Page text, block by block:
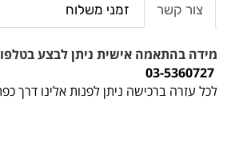
צור קשר זמני משלוח
מידה בהתאמה אישית ניתן לבצע
03-5360727
לכל עזרה ברכישה ניתן לפנות אלינו דרך